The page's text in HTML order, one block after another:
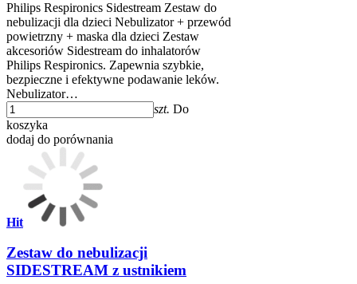
Philips Respironics Sidestream Zestaw do
nebulizacji dla dzieci Nebulizator + przewód
powietrzny + maska dla dzieci Zestaw
akcesoriów Sidestream do inhalatorów
Philips Respironics. Zapewnia szybkie,
bezpieczne i efektywne podawanie leków.
Nebulizator…
szt. Do
koszyka
dodaj do porównania
Hit
Zestaw do nebulizacji
SIDESTREAM z ustnikiem